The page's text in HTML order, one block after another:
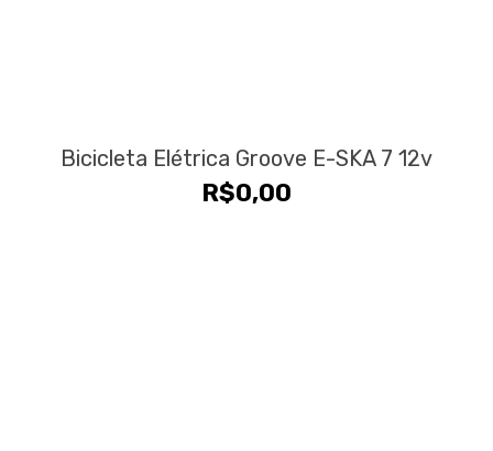
Bicicleta Elétrica Groove E-SKA 7 12v
R$0,00